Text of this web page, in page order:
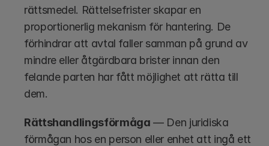
rättsmedel. Rättelsefrister skapar en
proportionerlig mekanism för hantering. De
förhindrar att avtal faller samman på grund av
mindre eller åtgärdbara brister innan den
felande parten har fått möjlighet att rätta till
dem.
Rättshandlingsförmåga — Den juridiska
förmågan hos en person eller enhet att ingå ett